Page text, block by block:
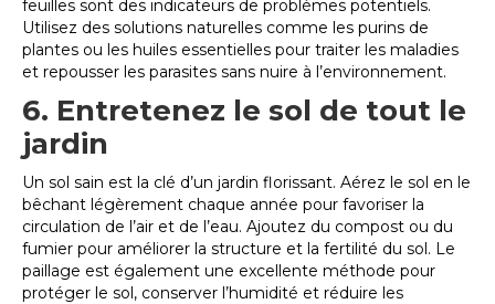
feuilles sont des indicateurs de problèmes potentiels.
Utilisez des solutions naturelles comme les purins de
plantes ou les huiles essentielles pour traiter les maladies
et repousser les parasites sans nuire à l’environnement.
6. Entretenez le sol de tout le
jardin
Un sol sain est la clé d’un jardin florissant. Aérez le sol en le
bêchant légèrement chaque année pour favoriser la
circulation de l’air et de l’eau. Ajoutez du compost ou du
fumier pour améliorer la structure et la fertilité du sol. Le
paillage est également une excellente méthode pour
protéger le sol, conserver l’humidité et réduire les